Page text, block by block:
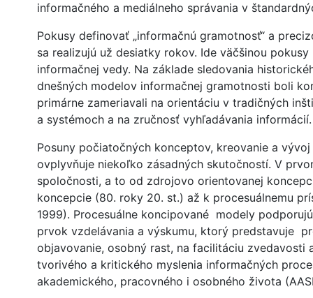
informačného a mediálneho správania v
Pokusy definovať „informačnú gramotnosť“ a
sa realizujú už desiatky rokov. Ide väčšinou
informačnej vedy. Na základe sledovania
dnešných modelov informačnej gramotnosti boli
primárne zameriavali na orientáciu v tradičných
a systémoch a na zručnosť vyhľadávania informácií.
Posuny počiatočných konceptov, kreovanie a
ovplyvňuje niekoľko zásadných skutočností. V
spoločnosti, a to od zdrojovo orientovanej
koncepcie (80. roky 20. st.) až k procesuálnemu
1999). Procesuálne koncipované modely
prvok vzdelávania a výskumu, ktorý predstavuje
objavovanie, osobný rast, na facilitáciu
tvorivého a kritického myslenia informačných
akademického, pracovného i osobného života